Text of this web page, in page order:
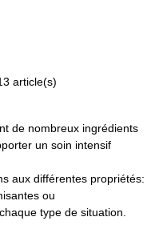
article(s)
de nombreux ingrédients
un soin intensif
aux différentes propriétés:
ou
type de situation.